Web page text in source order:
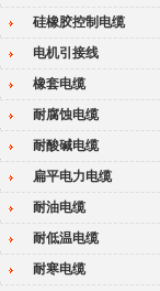
硅橡胶控制电缆
电机引接线
橡套电缆
耐腐蚀电缆
耐酸碱电缆
扁平电力电缆
耐油电缆
耐低温电缆
耐寒电缆